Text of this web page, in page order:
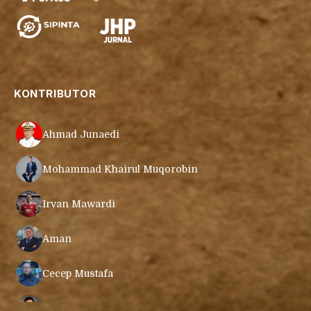
KONTRIBUTOR
Ahmad Junaedi
Mohammad Khairul Muqorobin
Irvan Mawardi
Aman
Cecep Mustafa